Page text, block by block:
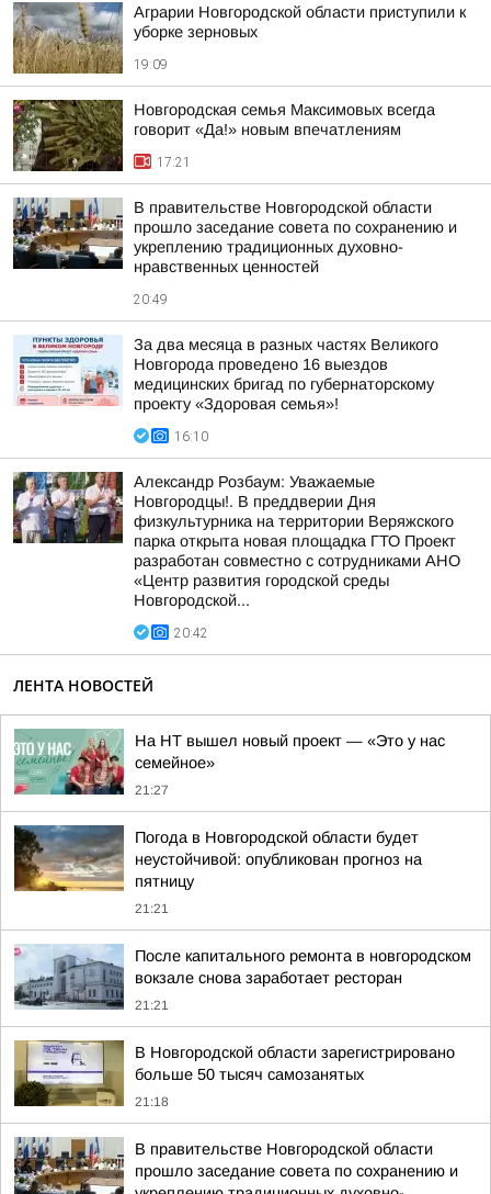
Аграрии Новгородской области приступили к
уборке зерновых
19:09
Новгородская семья Максимовых всегда
говорит «Да!» новым впечатлениям
17:21
В правительстве Новгородской области
прошло заседание совета по сохранению и
укреплению традиционных духовно-
нравственных ценностей
20:49
За два месяца в разных частях Великого
Новгорода проведено 16 выездов
медицинских бригад по губернаторскому
проекту «Здоровая семья»!
16:10
Александр Розбаум: Уважаемые
Новгородцы!. В преддверии Дня
физкультурника на территории Веряжского
парка открыта новая площадка ГТО Проект
разработан совместно с сотрудниками АНО
«Центр развития городской среды
Новгородской...
20:42
ЛЕНТА НОВОСТЕЙ
На НТ вышел новый проект — «Это у нас
семейное»
21:27
Погода в Новгородской области будет
неустойчивой: опубликован прогноз на
пятницу
21:21
После капитального ремонта в новгородском
вокзале снова заработает ресторан
21:21
В Новгородской области зарегистрировано
больше 50 тысяч самозанятых
21:18
В правительстве Новгородской области
прошло заседание совета по сохранению и